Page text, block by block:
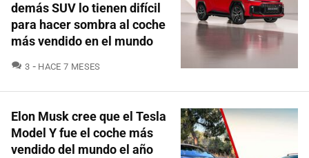
demás SUV lo tienen difícil
para hacer sombra al coche
más vendido en el mundo
3 COMENTARIOS
HACE 7 MESES
Elon Musk cree que el Tesla
Model Y fue el coche más
vendido del mundo el año